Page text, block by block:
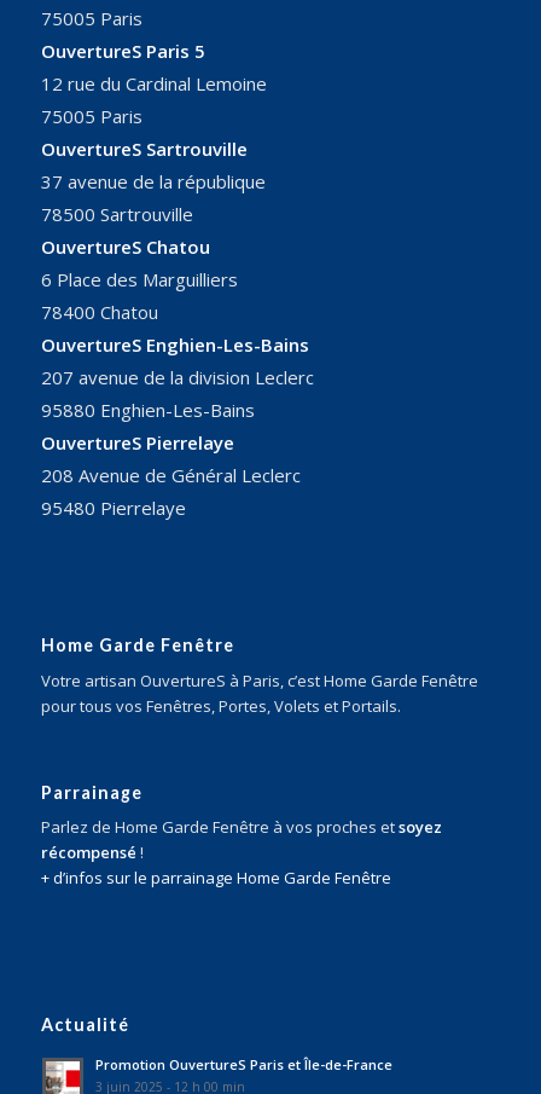
75005 Paris
OuvertureS Paris 5
12 rue du Cardinal Lemoine
75005 Paris
OuvertureS Sartrouville
37 avenue de la république
78500 Sartrouville
OuvertureS Chatou
6 Place des Marguilliers
78400 Chatou
OuvertureS Enghien-Les-Bains
207 avenue de la division Leclerc
95880 Enghien-Les-Bains
OuvertureS Pierrelaye
208 Avenue de Général Leclerc
95480 Pierrelaye
Home Garde Fenêtre
Votre artisan OuvertureS à Paris, c’est Home Garde Fenêtre
pour tous vos Fenêtres, Portes, Volets et Portails.
Parrainage
Parlez de Home Garde Fenêtre à vos proches etsoyez
récompensé !
+ d’infos sur le parrainage Home Garde Fenêtre
Actualité
Promotion OuvertureS Paris et Île-de-France
3 juin 2025 - 12 h 00 min